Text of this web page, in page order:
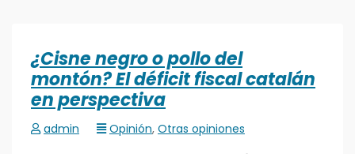
¿Cisne negro o pollo del
montón? El déficit fiscal catalán
en perspectiva
admin Opinión, Otras opiniones